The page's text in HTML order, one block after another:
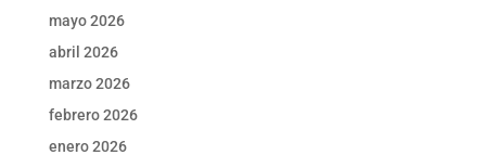
mayo 2026
abril 2026
marzo 2026
febrero 2026
enero 2026